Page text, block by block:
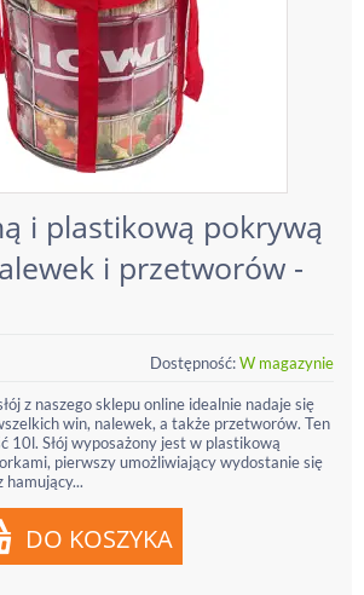
i plastikową pokrywą
i przetworów -
Dostępność:W magazynie
z naszego sklepu online idealnie nadaje się
win, nalewek, a także przetworów. Ten
10l. Słój wyposażony jest w plastikową
pierwszy umożliwiający wydostanie się